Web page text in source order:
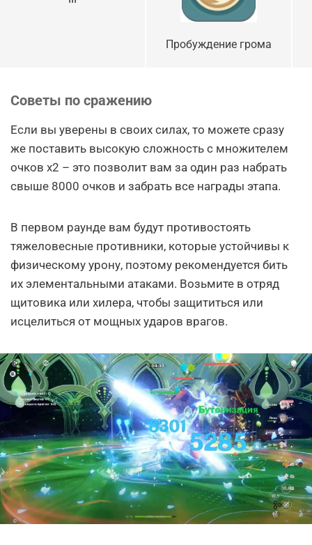
Пробуждение грома
Советы по сражению
Если вы уверены в своих силах, то можете сразу
же поставить высокую сложность с множителем
очков х2 – это позволит вам за один раз набрать
свыше 8000 очков и забрать все награды этапа.
В первом раунде вам будут противостоять
тяжеловесные противники, которые устойчивы к
физическому урону, поэтому рекомендуется бить
их элементальными атаками. Возьмите в отряд
щитовика или хилера, чтобы защититься или
исцелиться от мощных ударов врагов.